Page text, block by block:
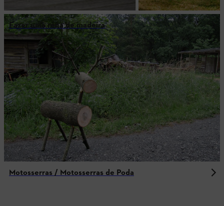
Fazer uma rena de madeira
Motosserras / Motosserras de Poda